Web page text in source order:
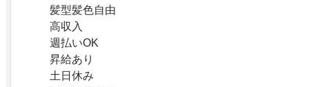
髪型髪色自由
高収入
週払いOK
昇給あり
土日休み